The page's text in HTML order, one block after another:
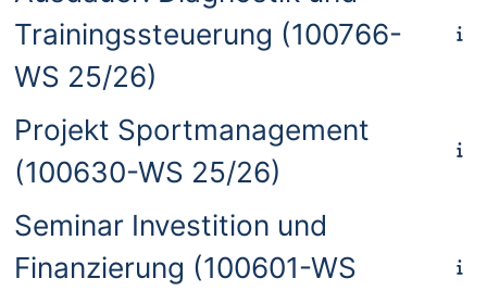
Trainingssteuerung (100766-
WS 25/26)
Projekt Sportmanagement
(100630-WS 25/26)
Seminar Investition und
Finanzierung (100601-WS